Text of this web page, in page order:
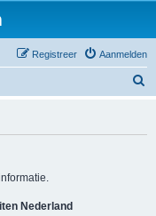
Aanmelden
Registreer
Nederland